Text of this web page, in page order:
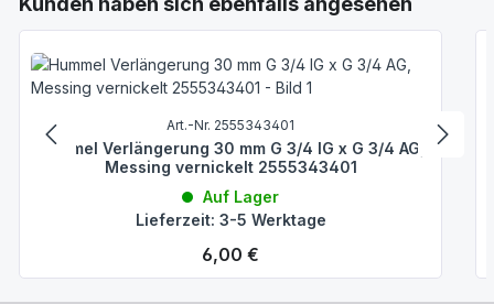
Art.-Nr. 2555343401
Hummel Verlängerung 30 mm G 3/4 IG x G 3/4 AG,
Messing vernickelt 2555343401
Auf Lager
Lieferzeit: 3-5 Werktage
Regulärer Preis:
6,00 €